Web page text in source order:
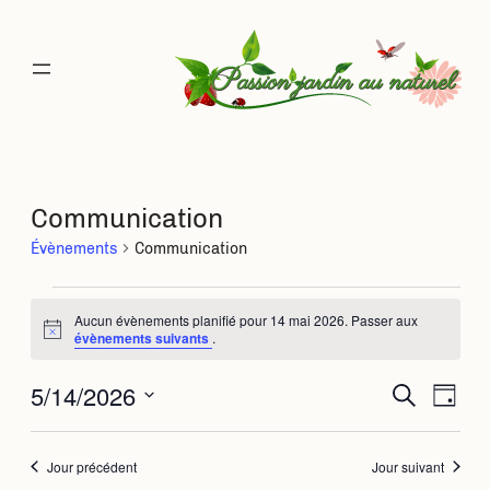
Communication
Évènements Communication
Évènements
14
mai
Notice
Aucun évènements planifié pour 14 mai 2026. Passer aux
évènements suivants .
et
Recherche
de
Jour
5/14/2026
date.
Jour précédent Jour suivant